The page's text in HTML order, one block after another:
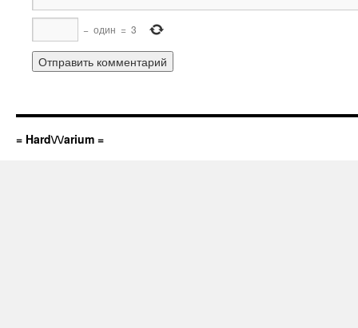
− один = 3
= Hard\/\/arium =